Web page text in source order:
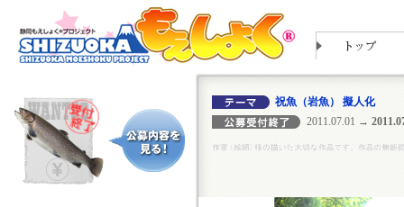
祝魚（岩魚） 擬人化
2011.07.01 →